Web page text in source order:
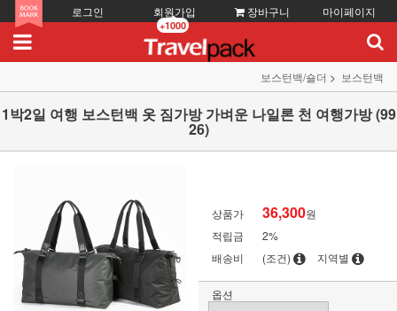
로그인 회원가입
+1000
장바구니 마이페이지
보스턴백/숄더 보스턴백
1박2일 여행 보스턴백 옷 짐가방 가벼운 나일론 천 여행가방 (99
26)
상품가 36,300원
적립금
2%
배송비
(조건) 지역별
옵션